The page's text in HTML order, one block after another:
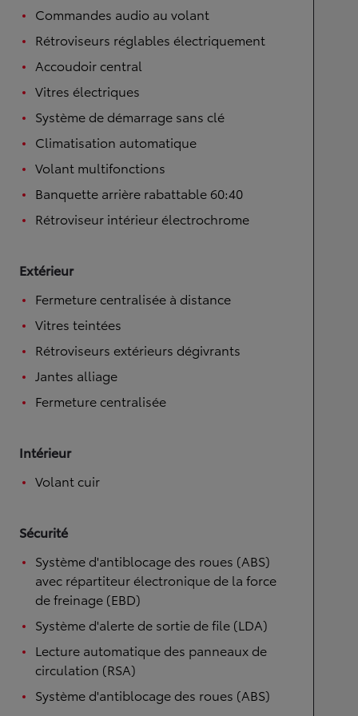
Commandes audio au volant
Rétroviseurs réglables électriquement
Accoudoir central
Vitres électriques
Système de démarrage sans clé
Climatisation automatique
Volant multifonctions
Banquette arrière rabattable 60:40
Rétroviseur intérieur électrochrome
Extérieur
Fermeture centralisée à distance
Vitres teintées
Rétroviseurs extérieurs dégivrants
Jantes alliage
Fermeture centralisée
Intérieur
Volant cuir
Sécurité
Système d'antiblocage des roues (ABS)
avec répartiteur électronique de la force
de freinage (EBD)
Système d'alerte de sortie de file (LDA)
Lecture automatique des panneaux de
circulation (RSA)
Système d'antiblocage des roues (ABS)